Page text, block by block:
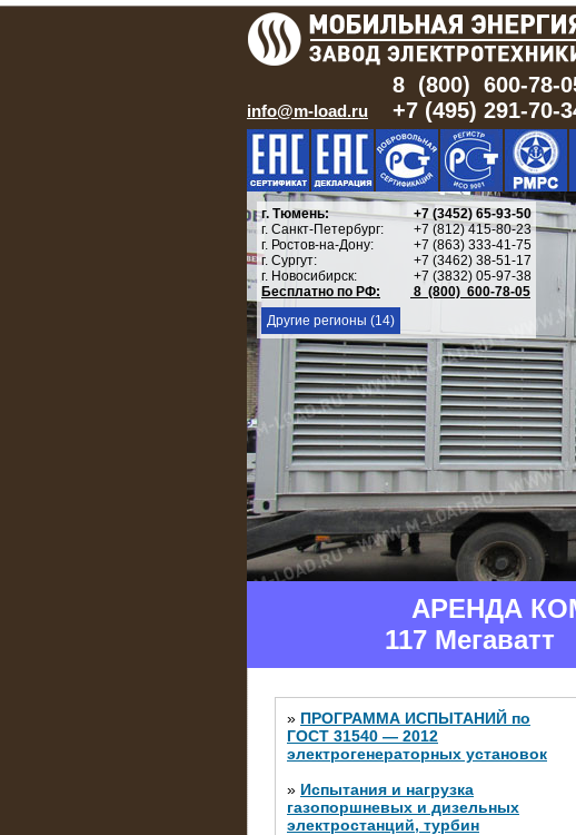
info@m-load.ru
8 (800) 600-78-
+7 (495) 291-70-
г. Тюмень:
+7 (3452) 65-93-50
г. Санкт-Петербург:
+7 (812) 415-80-23
г. Ростов-на-Дону:
+7 (863) 333-41-75
г. Сургут:
+7 (3462) 38-51-17
г. Новосибирск:
+7 (3832) 05-97-38
Бесплатно по РФ:
8 (800) 600-78-05
Другие регионы (14)
АРЕНДА
117
» ПРОГРАММА ИСПЫТАНИЙ по
ГОСТ 31540 — 2012
электрогенераторных установок
» Испытания и нагрузка
газопоршневых и дизельных
электростанций, турбин